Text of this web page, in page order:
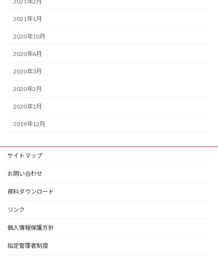
2021年1月
2020年10月
2020年6月
2020年3月
2020年2月
2020年1月
2019年12月
サイトマップ
お問い合わせ
資料ダウンロード
リンク
個人情報保護方針
指定管理者制度